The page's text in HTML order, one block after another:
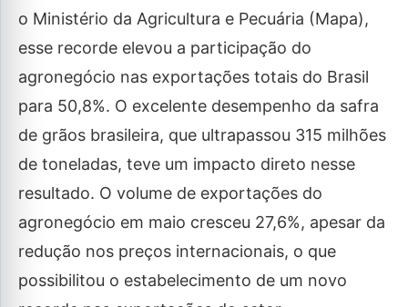
o Ministério da Agricultura e Pecuária (Mapa),
esse recorde elevou a participação do
agronegócio nas exportações totais do Brasil
para 50,8%. O excelente desempenho da safra
de grãos brasileira, que ultrapassou 315 milhões
de toneladas, teve um impacto direto nesse
resultado. O volume de exportações do
agronegócio em maio cresceu 27,6%, apesar da
redução nos preços internacionais, o que
possibilitou o estabelecimento de um novo